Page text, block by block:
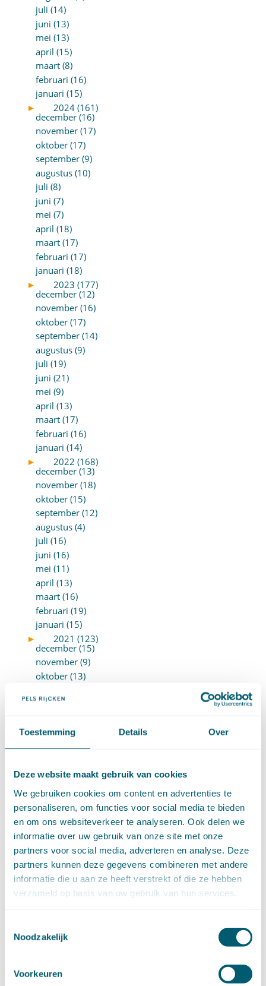
Toestemming Details Over
Deze website maakt gebruik van cookies
We gebruiken cookies om content en advertenties te
personaliseren, om functies voor social media te bieden
en om ons websiteverkeer te analyseren. Ook delen we
informatie over uw gebruik van onze site met onze
partners voor social media, adverteren en analyse. Deze
partners kunnen deze gegevens combineren met andere
informatie die u aan ze heeft verstrekt of die ze hebben
verzameld op basis van uw gebruik van hun services.
Noodzakelijk
Voorkeuren
juli (14)
juni (13)
mei (13)
april (15)
maart (8)
februari (16)
januari (15)
►
2024 (161)
december (16)
november (17)
oktober (17)
september (9)
augustus (10)
juli (8)
juni (7)
mei (7)
april (18)
maart (17)
februari (17)
januari (18)
►
2023 (177)
december (12)
november (16)
oktober (17)
september (14)
augustus (9)
juli (19)
juni (21)
mei (9)
april (13)
maart (17)
februari (16)
januari (14)
►
2022 (168)
december (13)
november (18)
oktober (15)
september (12)
augustus (4)
juli (16)
juni (16)
mei (11)
april (13)
maart (16)
februari (19)
januari (15)
►
2021 (123)
december (15)
november (9)
oktober (13)
augustus (7)
juni (14)
mei (6)
maart (14)
februari (11)
januari (15)
2020 (154)
december (6)
november (14)
oktober (14)
september (8)
augustus (2)
juli (20)
april (20)
januari (17)